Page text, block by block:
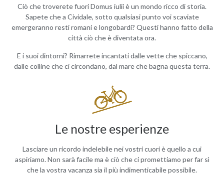
Ciò che troverete fuori Domus iulii è un mondo ricco di storia.
Sapete che a Cividale, sotto qualsiasi punto voi scaviate
emergeranno resti romani e longobardi? Questi hanno fatto della
città ciò che è diventata ora.
E i suoi dintorni? Rimarrete incantati dalle vette che spiccano,
dalle colline che ci circondano, dal mare che bagna questa terra.
Le nostre esperienze
Lasciare un ricordo indelebile nei vostri cuori è quello a cui
aspiriamo. Non sarà facile ma è ciò che ci promettiamo per far sì
che la vostra vacanza sia il più indimenticabile possibile.